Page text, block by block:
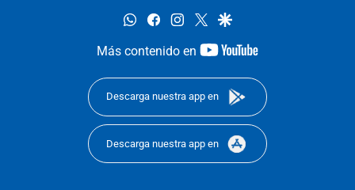
whatsappfacebookinstagram
twittergoogle
Más contenido en
youtube-
Descarga nuestra app en
Descarga nuestra app en